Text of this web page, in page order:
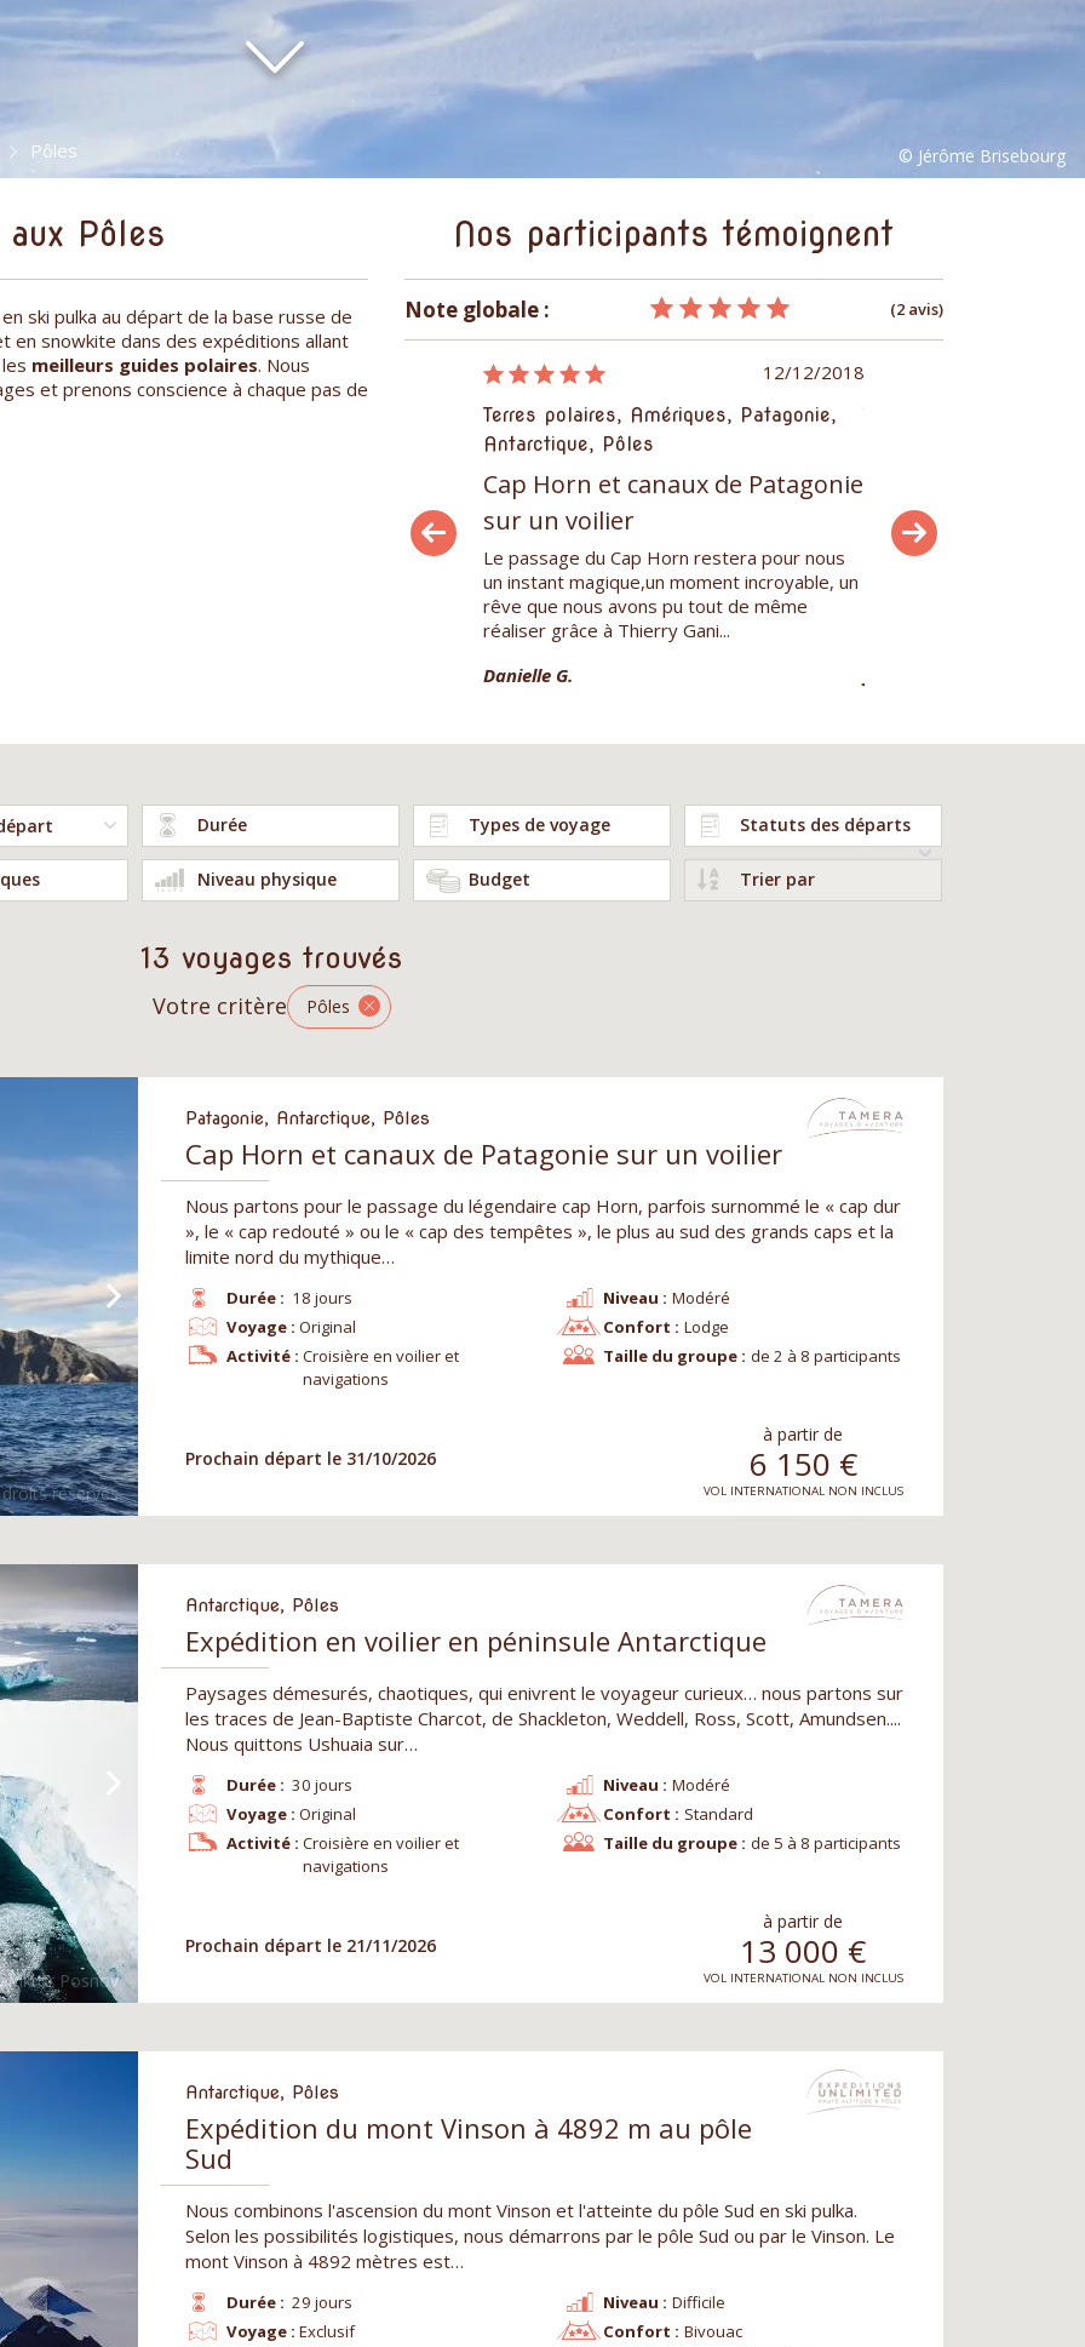
Pôles
aux Pôles
ski pulka au départ de la base russe de
en snowkite dans des expéditions allant
meilleurs guides polaires. Nous
et prenons conscience à chaque pas de
Nos participants témoignent
Note globale : (2 avis)
Ancien alpiniste et toujours treckeur, je
12/12/2018
Terres polaires, Amériques, Patagonie,
Antarctique, Pôles
Cap Horn et canaux de Patagonie
sur un voilier
Le passage du Cap Horn restera pour nous
un instant magique,un moment incroyable, un
rêve que nous avons pu tout de même
réaliser grâce à Thierry Gani...
Danielle G.
Terres polaires,
sur un voilier
Ancien alpiniste et
Durée Types de voyage Statuts des départs
Niveau physique Budget Trier par
13 voyages trouvés
Votre critère Pôles
Patagonie, Antarctique, Pôles
Cap Horn et canaux de Patagonie sur un voilier
Nous partons pour le passage du légendaire cap Horn, parfois surnommé le « cap dur
», le « cap redouté » ou le « cap des tempêtes », le plus au sud des grands caps et la
limite nord du mythique…
Durée : 18 jours Niveau : Modéré
Voyage : Original Confort : Lodge
Activité : Croisière en voilier et
navigations
Taille du groupe : de 2 à 8 participants
Prochain départ le 31/10/2026
à partir de
6 150 €
VOL INTERNATIONAL NON INCLUS
Antarctique, Pôles
Expédition en voilier en péninsule Antarctique
Paysages démesurés, chaotiques, qui enivrent le voyageur curieux… nous partons sur
les traces de Jean-Baptiste Charcot, de Shackleton, Weddell, Ross, Scott, Amundsen....
Nous quittons Ushuaia sur…
Durée : 30 jours Niveau : Modéré
Voyage : Original Confort : Standard
Activité : Croisière en voilier et
navigations
Taille du groupe : de 5 à 8 participants
Prochain départ le 21/11/2026
à partir de
13 000 €
VOL INTERNATIONAL NON INCLUS
Antarctique, Pôles
Expédition du mont Vinson à 4892 m au pôle
Sud
Nous combinons l'ascension du mont Vinson et l'atteinte du pôle Sud en ski pulka.
Selon les possibilités logistiques, nous démarrons par le pôle Sud ou par le Vinson. Le
mont Vinson à 4892 mètres est…
Durée : 29 jours Niveau : Difficile
Voyage : Exclusif Confort : Bivouac